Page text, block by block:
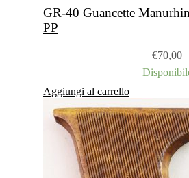
GR-40 Guancette
PP
€70,00
Aggiungi al carrello